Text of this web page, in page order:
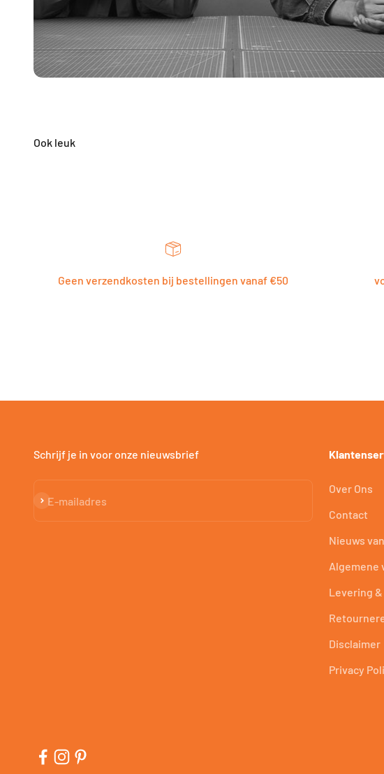
Geen verzendkosten bij bestellingen vanaf €50
Schrijf je in voor onze nieuwsbrief
E-mailadres
Abonneren
Over Ons
Contact
Nieuws
Algemene
Levering
Disclaimer
Privacy